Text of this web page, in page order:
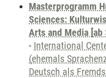
Masterprogramm
Sciences:
Arts and Media [ab
- International
(ehemals
Deutsch als